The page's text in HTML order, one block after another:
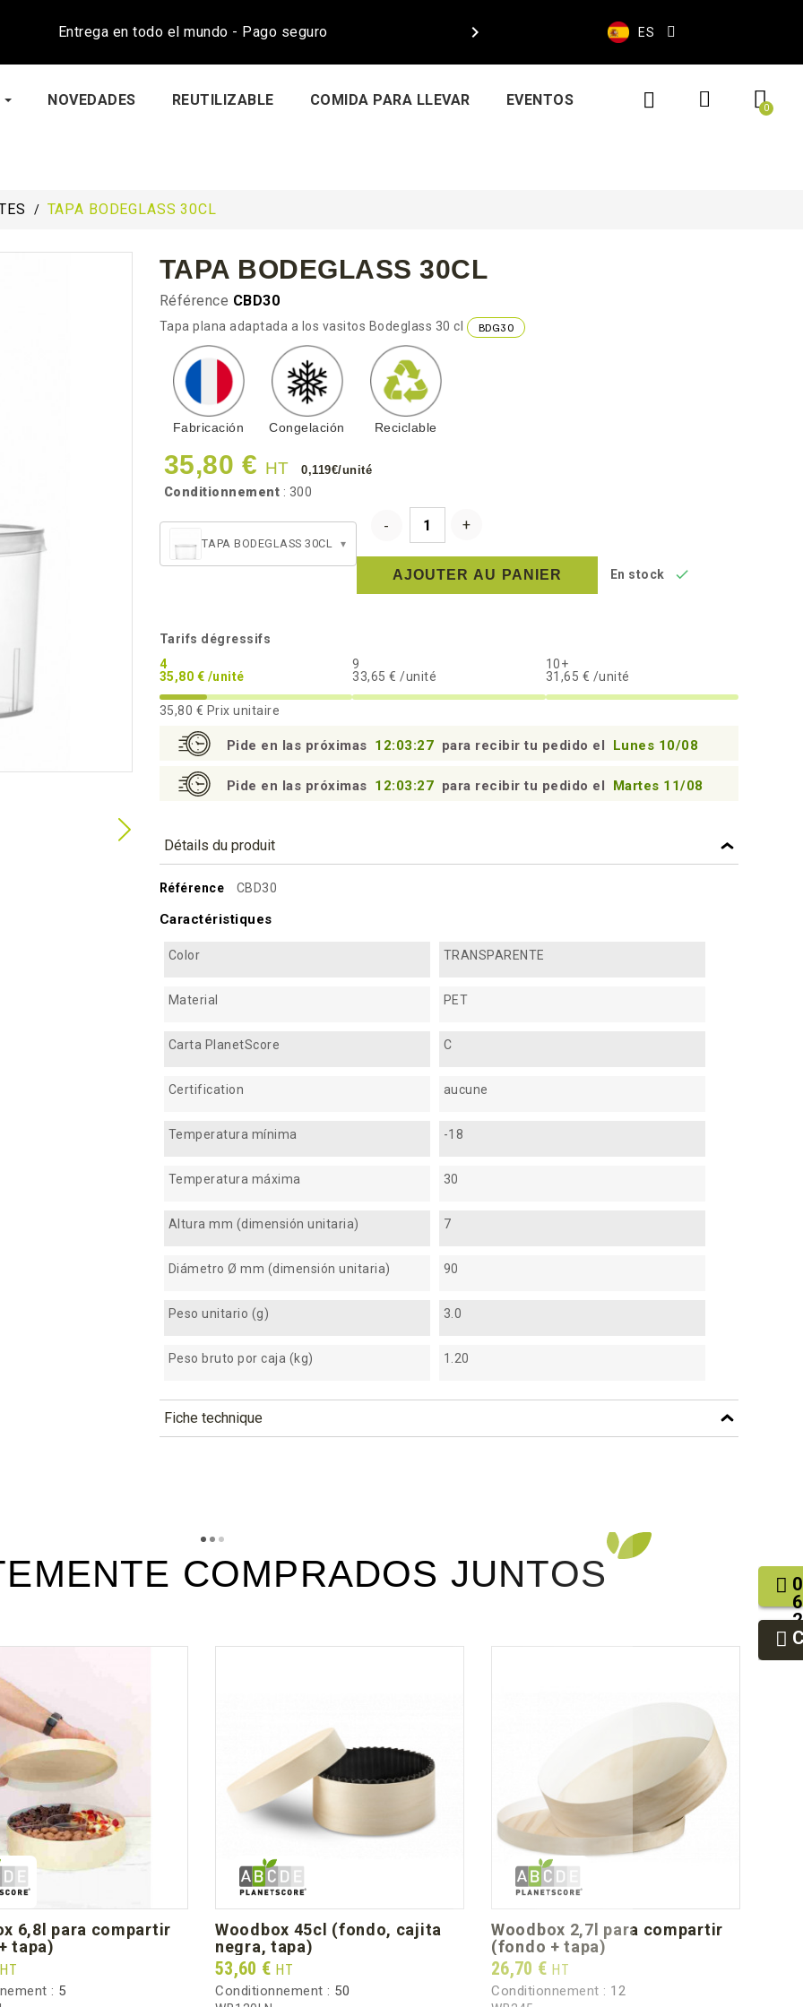
Entrega en todo el mundo - Pago seguro  ES
NOVEDADES REUTILIZABLE COMIDA PARA LLEVAR EVENTOS
TAPA BODEGLASS 30CL
TAPA BODEGLASS 30CL
Référence CBD30
Tapa plana adaptada a los vasitos Bodeglass 30 cl BDG30
Fabricación Congelación Reciclable
35,80 € HT 0,119€/unité
Conditionnement : 300
TAPA BODEGLASS 30CL ▾
AJOUTER AU PANIER En stock 
Tarifs dégressifs
4
35,80 € /unité
9
33,65 € /unité
10+
31,65 € /unité
35,80 € Prix unitaire
Pide en las próximas 12:03:26 para recibir tu pedido el Lunes 10/08
Pide en las próximas 12:03:26 para recibir tu pedido el Martes 11/08
Détails du produit
Référence CBD30
Caractéristiques
Color TRANSPARENTE
Material PET
Carta PlanetScore C
Certification aucune
Temperatura mínima -18
Temperatura máxima 30
Altura mm (dimensión unitaria) 7
Diámetro Ø mm (dimensión unitaria) 90
Peso unitario (g) 3.0
Peso bruto por caja (kg) 1.20
Fiche technique
COMPRADOS JUNTOS
tapa)
HT
: 5
woodbox 45cl (fondo, cajita
negra, tapa)
Prix
53,60 € HT
Conditionnement : 50
woodbox 2,7l para compartir
(fondo + tapa)
Prix
26,70 € HT
Conditionnement : 12